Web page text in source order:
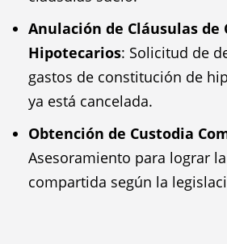
Anulación de Cláusulas de
Hipotecarios: Solicitud de
gastos de constitución de
ya está cancelada.
Obtención de Custodia
Asesoramiento para lograr
compartida según la